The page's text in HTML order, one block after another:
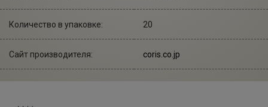
Количество в упаковке: 20
Сайт производителя: coris.co.jp